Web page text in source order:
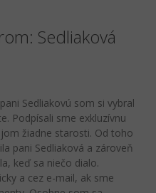
Sedliaková
Sedliakovú som si vybral
Podpísali sme exkluzívnu
žiadne starosti. Od toho
pani Sedliaková a zároveň
keď sa niečo dialo.
a cez e-mail, ak sme